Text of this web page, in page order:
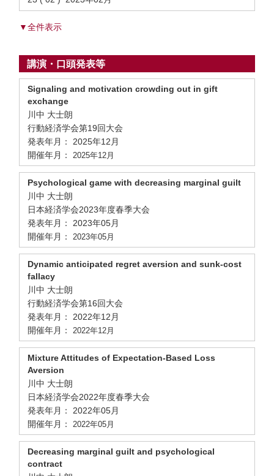
▼全件表示
講演・口頭発表等
Signaling and motivation crowding out in gift
exchange
川中 大士朗
行動経済学会第19回大会
発表年月： 2025年12月
開催年月： 2025年12月
Psychological game with decreasing marginal guilt
川中 大士朗
日本経済学会2023年度春季大会
発表年月： 2023年05月
開催年月： 2023年05月
Dynamic anticipated regret aversion and sunk-cost
fallacy
川中 大士朗
行動経済学会第16回大会
発表年月： 2022年12月
開催年月： 2022年12月
Mixture Attitudes of Expectation-Based Loss
Aversion
川中 大士朗
日本経済学会2022年度春季大会
発表年月： 2022年05月
開催年月： 2022年05月
Decreasing marginal guilt and psychological
contract